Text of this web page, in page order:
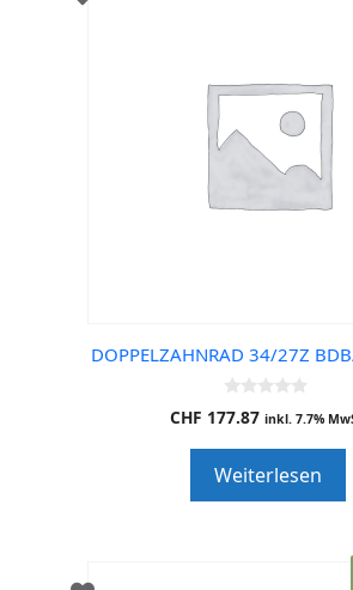
DOPPELZAHNRAD 34/27Z
0
o
o
f
5
CHF 177.87 inkl. 7.7%
Weiterlesen